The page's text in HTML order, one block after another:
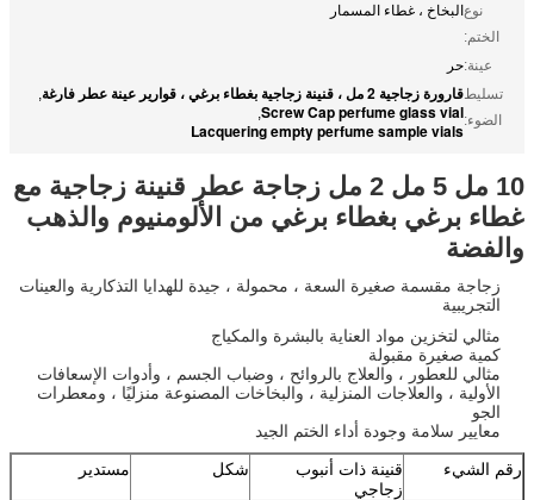
نوع
الختم:
البخاخ ، غطاء المسمار
عينة:حر
تسليط
الضوء:
قارورة زجاجية 2 مل ، قنينة زجاجية بغطاء برغي ، قوارير عينة عطر فارغة ,
Screw Cap perfume glass vial
,
Lacquering empty perfume sample vials
10 مل 5 مل 2 مل زجاجة عطر قنينة زجاجية مع
غطاء برغي بغطاء برغي من الألومنيوم والذهب
والفضة
زجاجة مقسمة صغيرة السعة ، محمولة ، جيدة للهدايا التذكارية والعينات
التجريبية
مثالي لتخزين مواد العناية بالبشرة والمكياج
كمية صغيرة مقبولة
مثالي للعطور ، والعلاج بالروائح ، وضباب الجسم ، وأدوات الإسعافات
الأولية ، والعلاجات المنزلية ، والبخاخات المصنوعة منزليًا ، ومعطرات
الجو
معايير سلامة وجودة أداء الختم الجيد
رقم الشيء
قنينة ذات أنبوب
زجاجي
شكل مستدير